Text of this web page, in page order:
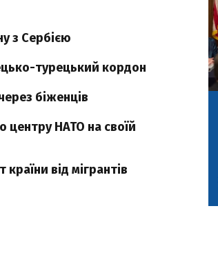
з Сербією
турецький кордон
біженців
центру НАТО на своїй
від мігрантів